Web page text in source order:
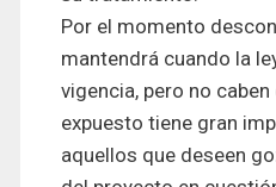
Por el momento
mantendrá cuando la
vigencia, pero no
expuesto tiene gran
aquellos que deseen